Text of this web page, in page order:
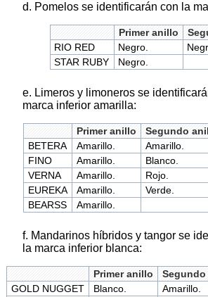
d. Pomelos se identificarán con la
Primer anillo
RIO RED
Negro.
STAR RUBY
Negro.
e. Limeros y limoneros se
marca inferior amarilla:
Primer anillo Segundo
BETERA
Amarillo. Amarillo.
FINO
Amarillo.
Blanco.
VERNA
Amarillo.
Rojo.
EUREKA
Amarillo.
Verde.
BEARSS
Amarillo.
f. Mandarinos híbridos y tangor se
la marca inferior blanca:
Primer anillo
GOLD NUGGET
Blanco. Amarillo.